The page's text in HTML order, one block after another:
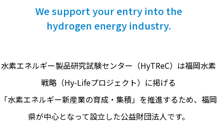
We support your entry into the
hydrogen energy industry.
水素エネルギー製品研究試験センター（HyTReC）は福岡水素
戦略（Hy-Lifeプロジェクト）に掲げる
「水素エネルギー新産業の育成・集積」を推進するため、福岡
県が中心となって設立した公益財団法人です。